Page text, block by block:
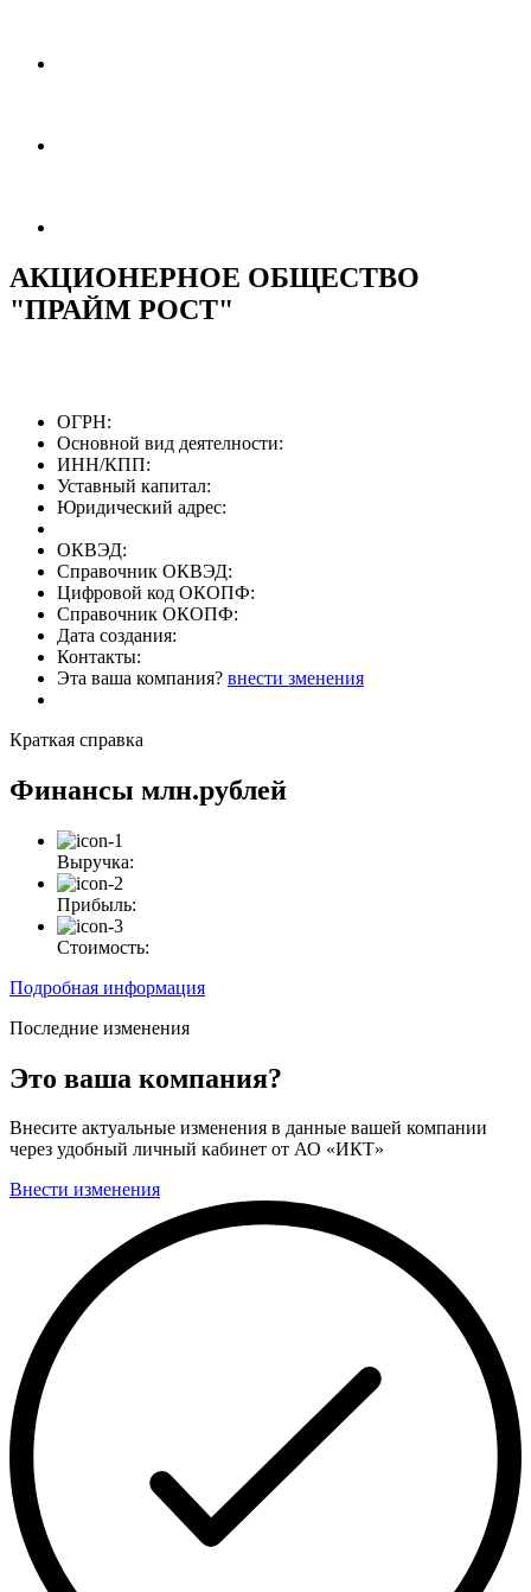
АКЦИОНЕРНОЕ ОБЩЕСТВО
"ПРАЙМ РОСТ"
ОГРН:
Основной вид деятелности:
ИНН/КПП:
Уставный капитал:
Юридический адрес:
ОКВЭД:
Справочник ОКВЭД:
Цифровой код ОКОПФ:
Справочник ОКОПФ:
Дата создания:
Контакты:
Эта ваша компания? внести зменения
Краткая справка
Финансы млн.рублей
Выручка:
Прибыль:
Стоимость:
Подробная информация
Последние изменения
Это ваша компания?
Внесите актуальные изменения в данные вашей компании
через удобный личный кабинет от АО «ИКТ»
Внести изменения